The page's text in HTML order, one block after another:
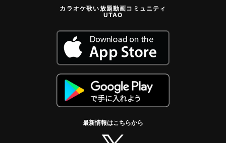
カラオケ歌い放題動画コミュニティ
UTAO
最新情報はこちらから